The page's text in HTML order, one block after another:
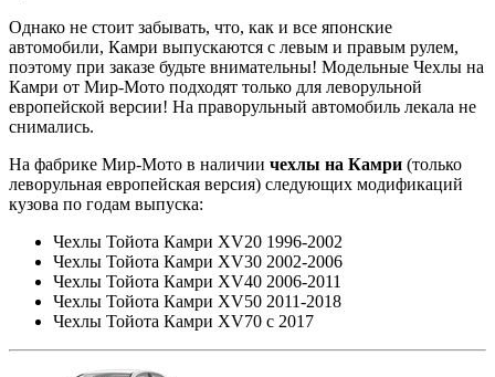
Однако не стоит забывать, что, как и все японские
автомобили, Камри выпускаются с левым и правым рулем,
поэтому при заказе будьте внимательны! Модельные Чехлы на
Камри от Мир-Мото подходят только для леворульной
европейской версии! На праворульный автомобиль лекала не
снимались.
На фабрике Мир-Мото в наличии чехлы на Камри (только
леворульная европейская версия) следующих модификаций
кузова по годам выпуска:
Чехлы Тойота Камри XV20 1996-2002
Чехлы Тойота Камри XV30 2002-2006
Чехлы Тойота Камри XV40 2006-2011
Чехлы Тойота Камри XV50 2011-2018
Чехлы Тойота Камри XV70 с 2017